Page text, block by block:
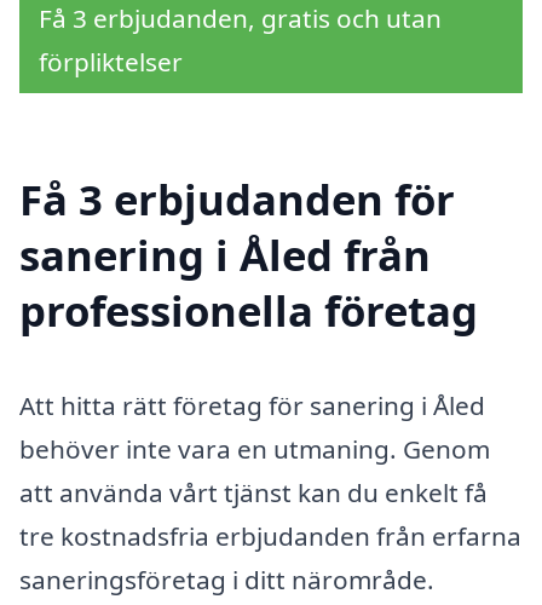
Få 3 erbjudanden, gratis och utan
förpliktelser
Få 3 erbjudanden för
sanering i Åled från
professionella företag
Att hitta rätt företag för sanering i Åled
behöver inte vara en utmaning. Genom
att använda vårt tjänst kan du enkelt få
tre kostnadsfria erbjudanden från erfarna
saneringsföretag i ditt närområde.